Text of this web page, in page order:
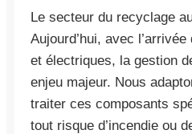
Le secteur du recyclage
Aujourd’hui, avec
et électriques, la gestion
enjeu majeur. Nous
traiter ces composants
tout risque d’incendie ou